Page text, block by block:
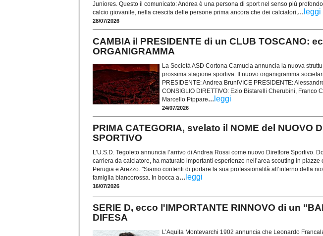
Juniores. Questo il comunicato: Andrea è una persona di sport nel senso più
calcio giovanile, nella crescita delle persone prima ancora che dei calciatori,... leggi
28/07/2026
CAMBIA il PRESIDENTE di un CLUB TOSCANO:
ORGANIGRAMMA
La Società ASD Cortona Camucia annuncia la nuova
prossima stagione sportiva. Il nuovo organigramma
PRESIDENTE: Andrea BruniVICE PRESIDENTE:
CONSIGLIO DIRETTIVO: Ezio Bistarelli Cherubini, Franco
Marcello Pippare... leggi
24/07/2026
PRIMA CATEGORIA, svelato il NOME del NUOVO
SPORTIVO
L’U.S.D. Tegoleto annuncia l’arrivo di Andrea Rossi come nuovo Direttore Sportivo.
carriera da calciatore, ha maturato importanti esperienze nell’area scouting in piazze
Perugia e Arezzo. "Siamo contenti di portare la sua professionalità all’interno della
famiglia biancorossa. In bocca a... leggi
16/07/2026
SERIE D, ecco l'IMPORTANTE RINNOVO di un
DIFESA
L’Aquila Montevarchi 1902 annuncia che Leonardo